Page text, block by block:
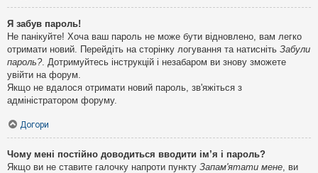
Я забув пароль!
Не панікуйте! Хоча ваш пароль не може бути відновлено, вам легко
отримати новий. Перейдіть на сторінку логування та натисніть Забули
пароль?. Дотримуйтесь інструкцій і незабаром ви знову зможете
увійти на форум.
Якщо не вдалося отримати новий пароль, зв'яжіться з
адміністратором форуму.
Догори
Чому мені постійно доводиться вводити ім’я і пароль?
Якщо ви не ставите галочку напроти пункту Запам'ятати мене , ви